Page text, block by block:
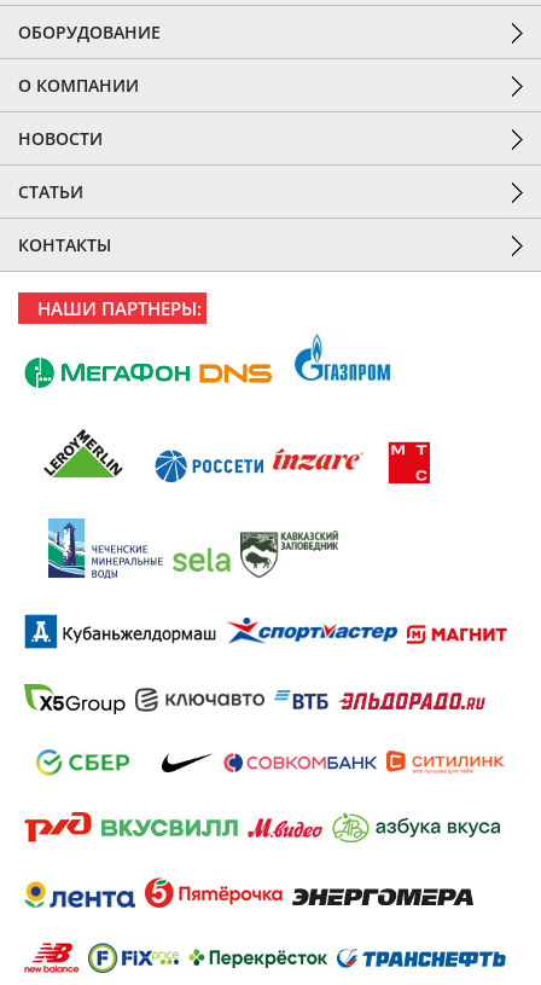
ОБОРУДОВАНИЕ
О КОМПАНИИ
НОВОСТИ
СТАТЬИ
КОНТАКТЫ
НАШИ ПАРТНЕРЫ: